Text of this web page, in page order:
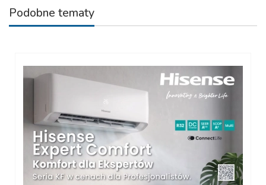
Podobne tematy